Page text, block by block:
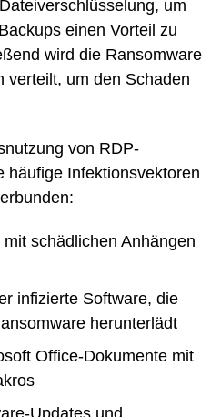
um
einen Vorteil zu
wird die Ransomware
verteilt, um den Schaden
von RDP-
häufige Infektionsvektoren
schädlichen Anhängen
infizierte Software, die
herunterlädt
Office-Dokumente mit